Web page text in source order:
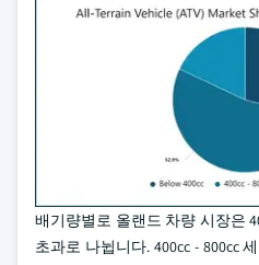
배기량별로 올랜드 차량 시장은
초과로 나뉩니다. 400cc - 800cc